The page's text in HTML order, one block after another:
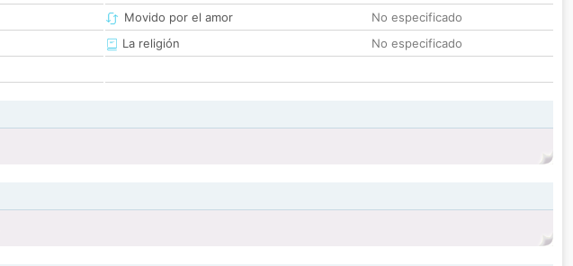
Movido por el amor
No especificado
La religión
No especificado